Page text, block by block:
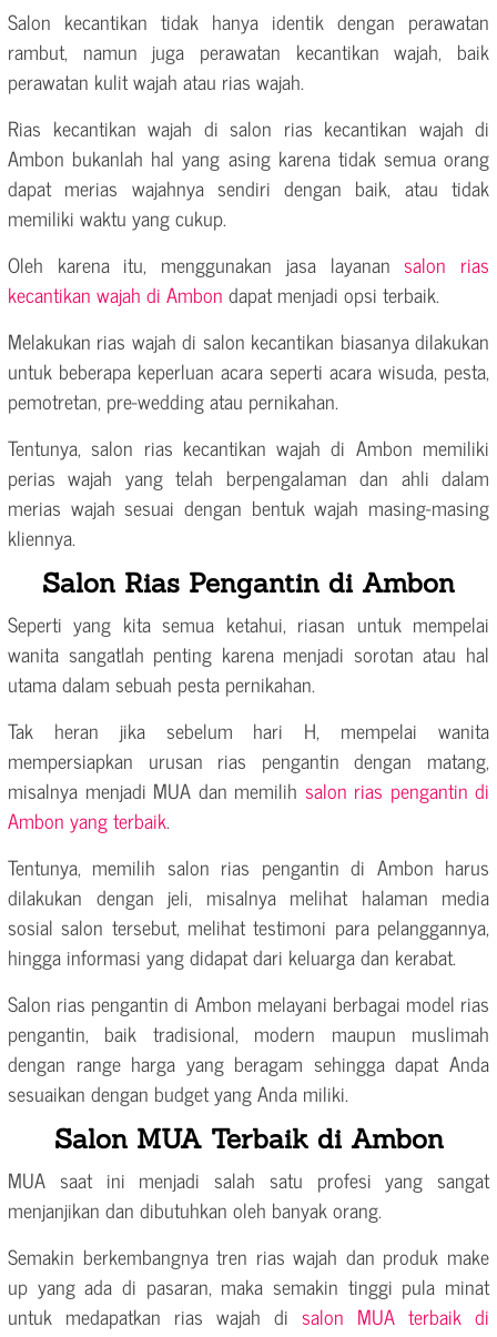
Salon kecantikan tidak hanya identik dengan perawatan
rambut, namun juga perawatan kecantikan wajah, baik
perawatan kulit wajah atau rias wajah.
Rias kecantikan wajah di salon rias kecantikan wajah di
Ambon bukanlah hal yang asing karena tidak semua orang
dapat merias wajahnya sendiri dengan baik, atau tidak
memiliki waktu yang cukup.
Oleh karena itu, menggunakan jasa layanan salon rias
kecantikan wajah di Ambon dapat menjadi opsi terbaik.
Melakukan rias wajah di salon kecantikan biasanya dilakukan
untuk beberapa keperluan acara seperti acara wisuda, pesta,
pemotretan, pre-wedding atau pernikahan.
Tentunya, salon rias kecantikan wajah di Ambon memiliki
perias wajah yang telah berpengalaman dan ahli dalam
merias wajah sesuai dengan bentuk wajah masing-masing
kliennya.
Salon Rias Pengantin di Ambon
Seperti yang kita semua ketahui, riasan untuk mempelai
wanita sangatlah penting karena menjadi sorotan atau hal
utama dalam sebuah pesta pernikahan.
Tak heran jika sebelum hari H, mempelai wanita
mempersiapkan urusan rias pengantin dengan matang,
misalnya menjadi MUA dan memilih salon rias pengantin di
Ambon yang terbaik.
Tentunya, memilih salon rias pengantin di Ambon harus
dilakukan dengan jeli, misalnya melihat halaman media
sosial salon tersebut, melihat testimoni para pelanggannya,
hingga informasi yang didapat dari keluarga dan kerabat.
Salon rias pengantin di Ambon melayani berbagai model rias
pengantin, baik tradisional, modern maupun muslimah
dengan range harga yang beragam sehingga dapat Anda
sesuaikan dengan budget yang Anda miliki.
Salon MUA Terbaik di Ambon
MUA saat ini menjadi salah satu profesi yang sangat
menjanjikan dan dibutuhkan oleh banyak orang.
Semakin berkembangnya tren rias wajah dan produk make
up yang ada di pasaran, maka semakin tinggi pula minat
untuk medapatkan rias wajah di salon MUA terbaik di